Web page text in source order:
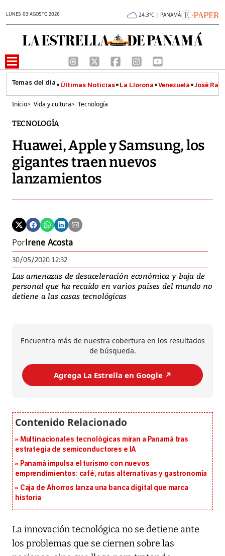
LUNES 03 AGOSTO 2026 24.3°C | PANAMÁ
Últimas Noticias La Llorona Venezuela José
Inicio> Vida y cultura> Tecnología
TECNOLOGÍA
Huawei, Apple y Samsung, los
gigantes traen nuevos
lanzamientos
PorIrene Acosta
30/05/2020 12:32
Las amenazas de desaceleración económica y baja de
personal que ha recaído en varios países del mundo no
detiene a las casas tecnológicas
Encuentra más de nuestra cobertura en los resultados
de búsqueda.
Agrega La Estrella en Google ↗️
Multinacionales tecnológicas miran a Panamá tras
estrategia de semiconductores e IA
Panamá impulsa el turismo con nuevos
emprendimientos: café, rutas alternativas y gastronomía
Caja de Ahorros lanza una banca digital que marca
historia
La innovación tecnológica no se detiene ante
los problemas que se ciernen sobre las